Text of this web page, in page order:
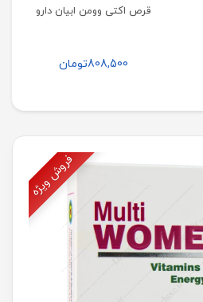
قرص اکتی وومن ابیان دارو
808,500تومان
فروش ویژه